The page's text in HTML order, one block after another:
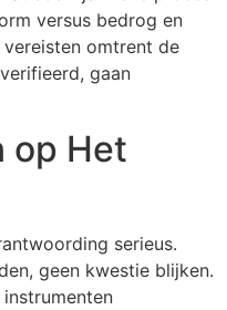
versus bedrog en
omtrent de
gaan
op Het
serieus.
geen kwestie blijken.